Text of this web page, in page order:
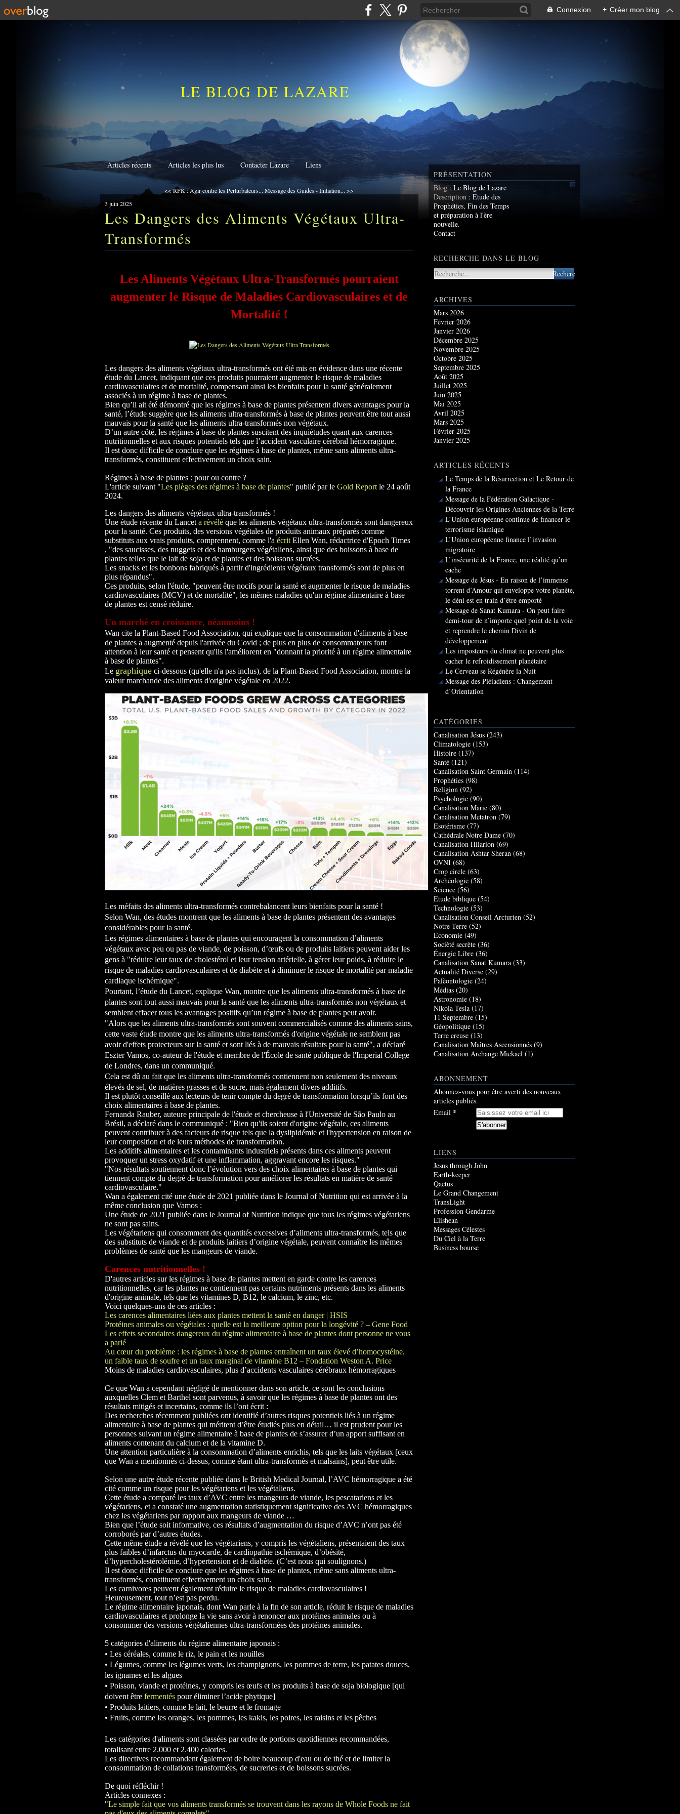
Connexion + Créer mon blog
LE BLOG DE LAZARE
Articles récents Articles les plus lus Contacter Lazare Liens
<< RFK : Agir contre les Perturbateurs... Message des Guides - Initiation... >>
3 juin 2025
Les Dangers des Aliments Végétaux Ultra-
Transformés
Les Aliments Végétaux Ultra-Transformés pourraient
augmenter le Risque de Maladies Cardiovasculaires et de
Mortalité !
Les dangers des aliments végétaux ultra-transformés ont été mis en évidence dans une récente
étude du Lancet, indiquant que ces produits pourraient augmenter le risque de maladies
cardiovasculaires et de mortalité, compensant ainsi les bienfaits pour la santé généralement
associés à un régime à base de plantes.
Bien qu’il ait été démontré que les régimes à base de plantes présentent divers avantages pour la
santé, l’étude suggère que les aliments ultra-transformés à base de plantes peuvent être tout aussi
mauvais pour la santé que les aliments ultra-transformés non végétaux.
D’un autre côté, les régimes à base de plantes suscitent des inquiétudes quant aux carences
nutritionnelles et aux risques potentiels tels que l’accident vasculaire cérébral hémorragique.
Il est donc difficile de conclure que les régimes à base de plantes, même sans aliments ultra-
transformés, constituent effectivement un choix sain.
Régimes à base de plantes : pour ou contre ?
L'article suivant "Les pièges des régimes à base de plantes" publié par le Gold Report le 24 août
2024.
Les dangers des aliments végétaux ultra-transformés !
Une étude récente du Lancet a révélé que les aliments végétaux ultra-transformés sont dangereux
pour la santé. Ces produits, des versions végétales de produits animaux préparés comme
substituts aux vrais produits, comprennent, comme l'a écrit Ellen Wan, rédactrice d'Epoch Times
, "des saucisses, des nuggets et des hamburgers végétaliens, ainsi que des boissons à base de
plantes telles que le lait de soja et de plantes et des boissons sucrées.
Les snacks et les bonbons fabriqués à partir d'ingrédients végétaux transformés sont de plus en
plus répandus".
Ces produits, selon l'étude, "peuvent être nocifs pour la santé et augmenter le risque de maladies
cardiovasculaires (MCV) et de mortalité", les mêmes maladies qu'un régime alimentaire à base
de plantes est censé réduire.
Un marché en croissance, néanmoins !
Wan cite la Plant-Based Food Association, qui explique que la consommation d'aliments à base
de plantes a augmenté depuis l'arrivée du Covid ; de plus en plus de consommateurs font
attention à leur santé et pensent qu'ils l'améliorent en "donnant la priorité à un régime alimentaire
à base de plantes".
Le graphique ci-dessous (qu'elle n'a pas inclus), de la Plant-Based Food Association, montre la
valeur marchande des aliments d'origine végétale en 2022.
Les méfaits des aliments ultra-transformés contrebalancent leurs bienfaits pour la santé !
Selon Wan, des études montrent que les aliments à base de plantes présentent des avantages
considérables pour la santé.
Les régimes alimentaires à base de plantes qui encouragent la consommation d’aliments
végétaux avec peu ou pas de viande, de poisson, d’œufs ou de produits laitiers peuvent aider les
gens à "réduire leur taux de cholestérol et leur tension artérielle, à gérer leur poids, à réduire le
risque de maladies cardiovasculaires et de diabète et à diminuer le risque de mortalité par maladie
cardiaque ischémique".
Pourtant, l’étude du Lancet, explique Wan, montre que les aliments ultra-transformés à base de
plantes sont tout aussi mauvais pour la santé que les aliments ultra-transformés non végétaux et
semblent effacer tous les avantages positifs qu’un régime à base de plantes peut avoir.
"Alors que les aliments ultra-transformés sont souvent commercialisés comme des aliments sains,
cette vaste étude montre que les aliments ultra-transformés d'origine végétale ne semblent pas
avoir d'effets protecteurs sur la santé et sont liés à de mauvais résultats pour la santé", a déclaré
Eszter Vamos, co-auteur de l'étude et membre de l'École de santé publique de l'Imperial College
de Londres, dans un communiqué.
Cela est dû au fait que les aliments ultra-transformés contiennent non seulement des niveaux
élevés de sel, de matières grasses et de sucre, mais également divers additifs.
Il est plutôt conseillé aux lecteurs de tenir compte du degré de transformation lorsqu’ils font des
choix alimentaires à base de plantes.
Fernanda Rauber, auteure principale de l'étude et chercheuse à l'Université de São Paulo au
Brésil, a déclaré dans le communiqué : "Bien qu'ils soient d'origine végétale, ces aliments
peuvent contribuer à des facteurs de risque tels que la dyslipidémie et l'hypertension en raison de
leur composition et de leurs méthodes de transformation.
Les additifs alimentaires et les contaminants industriels présents dans ces aliments peuvent
provoquer un stress oxydatif et une inflammation, aggravant encore les risques."
"Nos résultats soutiennent donc l’évolution vers des choix alimentaires à base de plantes qui
tiennent compte du degré de transformation pour améliorer les résultats en matière de santé
cardiovasculaire."
Wan a également cité une étude de 2021 publiée dans le Journal of Nutrition qui est arrivée à la
même conclusion que Vamos :
Une étude de 2021 publiée dans le Journal of Nutrition indique que tous les régimes végétariens
ne sont pas sains.
Les végétariens qui consomment des quantités excessives d’aliments ultra-transformés, tels que
des substituts de viande et de produits laitiers d’origine végétale, peuvent connaître les mêmes
problèmes de santé que les mangeurs de viande.
Carences nutritionnelles !
D'autres articles sur les régimes à base de plantes mettent en garde contre les carences
nutritionnelles, car les plantes ne contiennent pas certains nutriments présents dans les aliments
d'origine animale, tels que les vitamines D, B12, le calcium, le zinc, etc.
Voici quelques-uns de ces articles :
Les carences alimentaires liées aux plantes mettent la santé en danger | HSIS
Protéines animales ou végétales : quelle est la meilleure option pour la longévité ? – Gene Food
Les effets secondaires dangereux du régime alimentaire à base de plantes dont personne ne vous
a parlé
Au cœur du problème : les régimes à base de plantes entraînent un taux élevé d’homocystéine,
un faible taux de soufre et un taux marginal de vitamine B12 – Fondation Weston A. Price
Moins de maladies cardiovasculaires, plus d’accidents vasculaires cérébraux hémorragiques
Ce que Wan a cependant négligé de mentionner dans son article, ce sont les conclusions
auxquelles Clem et Barthel sont parvenus, à savoir que les régimes à base de plantes ont des
résultats mitigés et incertains, comme ils l’ont écrit :
Des recherches récemment publiées ont identifié d’autres risques potentiels liés à un régime
alimentaire à base de plantes qui méritent d’être étudiés plus en détail… il est prudent pour les
personnes suivant un régime alimentaire à base de plantes de s’assurer d’un apport suffisant en
aliments contenant du calcium et de la vitamine D.
Une attention particulière à la consommation d’aliments enrichis, tels que les laits végétaux [ceux
que Wan a mentionnés ci-dessus, comme étant ultra-transformés et malsains], peut être utile.
Selon une autre étude récente publiée dans le British Medical Journal, l’AVC hémorragique a été
cité comme un risque pour les végétariens et les végétaliens.
Cette étude a comparé les taux d’AVC entre les mangeurs de viande, les pescatariens et les
végétariens, et a constaté une augmentation statistiquement significative des AVC hémorragiques
chez les végétariens par rapport aux mangeurs de viande …
Bien que l’étude soit informative, ces résultats d’augmentation du risque d’AVC n’ont pas été
corroborés par d’autres études.
Cette même étude a révélé que les végétariens, y compris les végétaliens, présentaient des taux
plus faibles d’infarctus du myocarde, de cardiopathie ischémique, d’obésité,
d’hypercholestérolémie, d’hypertension et de diabète. (C’est nous qui soulignons.)
Il est donc difficile de conclure que les régimes à base de plantes, même sans aliments ultra-
transformés, constituent effectivement un choix sain.
Les carnivores peuvent également réduire le risque de maladies cardiovasculaires !
Heureusement, tout n’est pas perdu.
Le régime alimentaire japonais, dont Wan parle à la fin de son article, réduit le risque de maladies
cardiovasculaires et prolonge la vie sans avoir à renoncer aux protéines animales ou à
consommer des versions végétaliennes ultra-transformées des protéines animales.
5 catégories d'aliments du régime alimentaire japonais :
• Les céréales, comme le riz, le pain et les nouilles
• Légumes, comme les légumes verts, les champignons, les pommes de terre, les patates douces,
les ignames et les algues
• Poisson, viande et protéines, y compris les œufs et les produits à base de soja biologique [qui
doivent être fermentés pour éliminer l’acide phytique]
• Produits laitiers, comme le lait, le beurre et le fromage
• Fruits, comme les oranges, les pommes, les kakis, les poires, les raisins et les pêches
Les catégories d'aliments sont classées par ordre de portions quotidiennes recommandées,
totalisant entre 2.000 et 2.400 calories.
Les directives recommandent également de boire beaucoup d'eau ou de thé et de limiter la
consommation de collations transformées, de sucreries et de boissons sucrées.
De quoi réfléchir !
Articles connexes :
"Le simple fait que vos aliments transformés se trouvent dans les rayons de Whole Foods ne fait
PRÉSENTATION
Blog : Le Blog de Lazare
Description : Etude des
Prophéties, Fin des Temps
et préparation à l'ère
nouvelle.
Contact
RECHERCHE DANS LE BLOG
ARCHIVES
Mars 2026
Février 2026
Janvier 2026
Décembre 2025
Novembre 2025
Octobre 2025
Septembre 2025
Août 2025
Juillet 2025
Juin 2025
Mai 2025
Avril 2025
Mars 2025
Février 2025
Janvier 2025
ARTICLES RÉCENTS
Le Temps de la Résurrection et Le Retour de
la France
Message de la Fédération Galactique -
Découvrir les Origines Anciennes de la Terre
L’Union européenne continue de financer le
terrorisme islamique
L’Union européenne finance l’invasion
migratoire
L’insécurité de la France, une réalité qu’on
cache
Message de Jésus - En raison de l’immense
torrent d’Amour qui enveloppe votre planète,
le déni est en train d’être emporté
Message de Sanat Kumara - On peut faire
demi-tour de n’importe quel point de la voie
et reprendre le chemin Divin de
développement
Les imposteurs du climat ne peuvent plus
cacher le refroidissement planétaire
Le Cerveau se Régénère la Nuit
Message des Pléiadiens : Changement
d’Orientation
CATÉGORIES
Canalisation Jésus (243)
Climatologie (153)
Histoire (137)
Santé (121)
Canalisation Saint Germain (114)
Prophéties (98)
Religion (92)
Psychologie (90)
Canalisation Marie (80)
Canalisation Metatron (79)
Esotérisme (77)
Cathédrale Notre Dame (70)
Canalisation Hilarion (69)
Canalisation Ashtar Sheran (68)
OVNI (68)
Crop circle (63)
Archéologie (58)
Science (56)
Etude biblique (54)
Technologie (53)
Canalisation Conseil Arcturien (52)
Notre Terre (52)
Economie (49)
Socièté secrète (36)
Énergie Libre (36)
Canalisation Sanat Kumara (33)
Actualité Diverse (29)
Palèontologie (24)
Médias (20)
Astronomie (18)
Nikola Tesla (17)
11 Septembre (15)
Géopolitique (15)
Terre creuse (13)
Canalisation Maîtres Ascensionnés (9)
Canalisation Archange Mickael (1)
ABONNEMENT
Abonnez-vous pour être averti des nouveaux
articles publiés.
Email
LIENS
Jesus through John
Earth-keeper
Qactus
Le Grand Changement
TransLight
Profession Gendarme
Elishean
Messages Célestes
Du Ciel à la Terre
Business bourse